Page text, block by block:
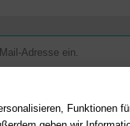
Funktionen